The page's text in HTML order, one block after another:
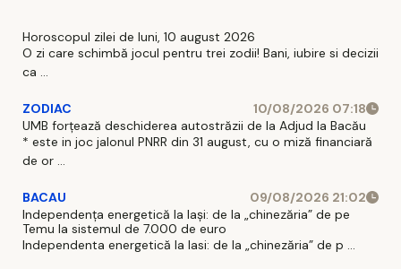
Horoscopul zilei de luni, 10 august 2026
O zi care schimbă jocul pentru trei zodii! Bani, iubire si decizii
ca ...
ZODIAC
10/08/2026 07:18
UMB forțează deschiderea autostrăzii de la Adjud la Bacău
* este in joc jalonul PNRR din 31 august, cu o miză financiară
de or ...
BACAU
09/08/2026 21:02
Independența energetică la Iași: de la „chinezăria” de pe
Temu la sistemul de 7.000 de euro
Independenta energetică la Iasi: de la „chinezăria” de p ...